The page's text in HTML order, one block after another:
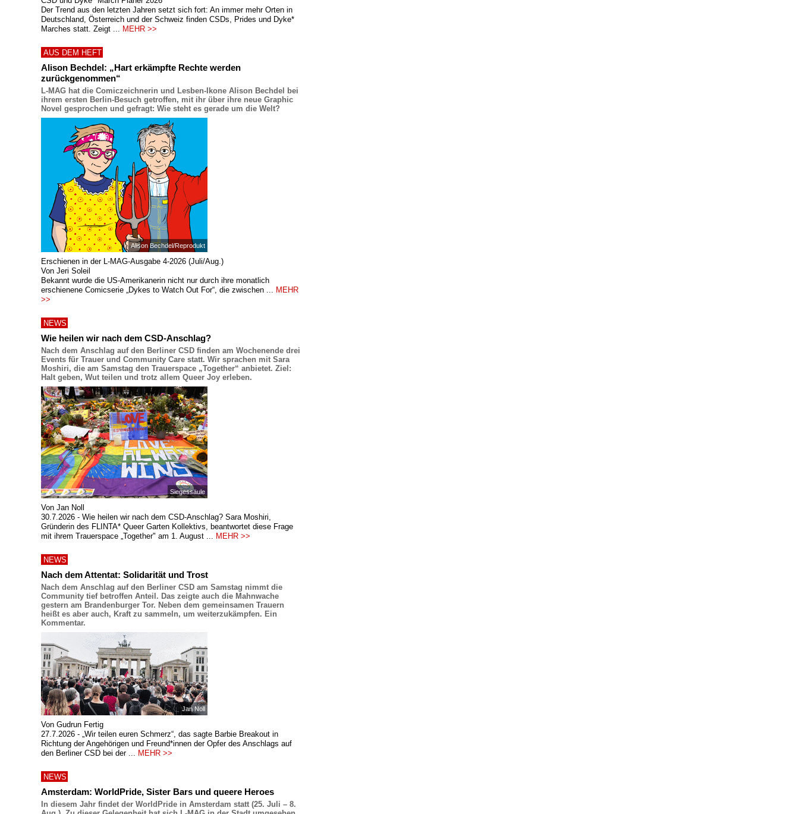
Der Trend aus den letzten Jahren setzt sich fort: An immer mehr Orten in
Deutschland, Österreich und der Schweiz finden CSDs, Prides und Dyke*
Marches statt. Zeigt ... MEHR >>
AUS DEM HEFT
Alison Bechdel: „Hart erkämpfte Rechte werden
zurückgenommen“
L-MAG hat die Comiczeichnerin und Lesben-Ikone Alison Bechdel bei
ihrem ersten Berlin-Besuch getroffen, mit ihr über ihre neue Graphic
Novel gesprochen und gefragt: Wie steht es gerade um die Welt?
Alison Bechdel/Reprodukt
Erschienen in der L-MAG-Ausgabe 4-2026 (Juli/Aug.)
Von Jeri Soleil
Bekannt wurde die US-Amerikanerin nicht nur durch ihre monatlich
erschienene Comicserie „Dykes to Watch Out For“, die zwischen ... MEHR
>>
NEWS
Wie heilen wir nach dem CSD-Anschlag?
Nach dem Anschlag auf den Berliner CSD finden am Wochenende drei
Events für Trauer und Community Care statt. Wir sprachen mit Sara
Moshiri, die am Samstag den Trauerspace „Together“ anbietet. Ziel:
Halt geben, Wut teilen und trotz allem Queer Joy erleben.
Siegessäule
Von Jan Noll
30.7.2026 - Wie heilen wir nach dem CSD-Anschlag? Sara Moshiri,
Gründerin des FLINTA* Queer Garten Kollektivs, beantwortet diese Frage
mit ihrem Trauerspace „Together" am 1. August ... MEHR >>
NEWS
Nach dem Attentat: Solidarität und Trost
Nach dem Anschlag auf den Berliner CSD am Samstag nimmt die
Community tief betroffen Anteil. Das zeigte auch die Mahnwache
gestern am Brandenburger Tor. Neben dem gemeinsamen Trauern
heißt es aber auch, Kraft zu sammeln, um weiterzukämpfen. Ein
Kommentar.
Jan Noll
Von Gudrun Fertig
27.7.2026 - „Wir teilen euren Schmerz“, das sagte Barbie Breakout in
Richtung der Angehörigen und Freund*innen der Opfer des Anschlags auf
den Berliner CSD bei der ... MEHR >>
NEWS
Amsterdam: WorldPride, Sister Bars und queere Heroes
In diesem Jahr findet der WorldPride in Amsterdam statt (25. Juli – 8.